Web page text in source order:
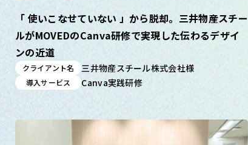
「 使いこなせていない 」から脱却。三井物産スチー
ルがMOVEDのCanva研修で実現した伝わるデザイ
ンの近道
クライアント名 三井物産スチール株式会社様
導入サービス Canva実践研修